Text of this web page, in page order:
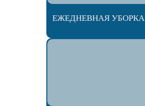
ЕЖЕДНЕВНАЯ УБОРКА